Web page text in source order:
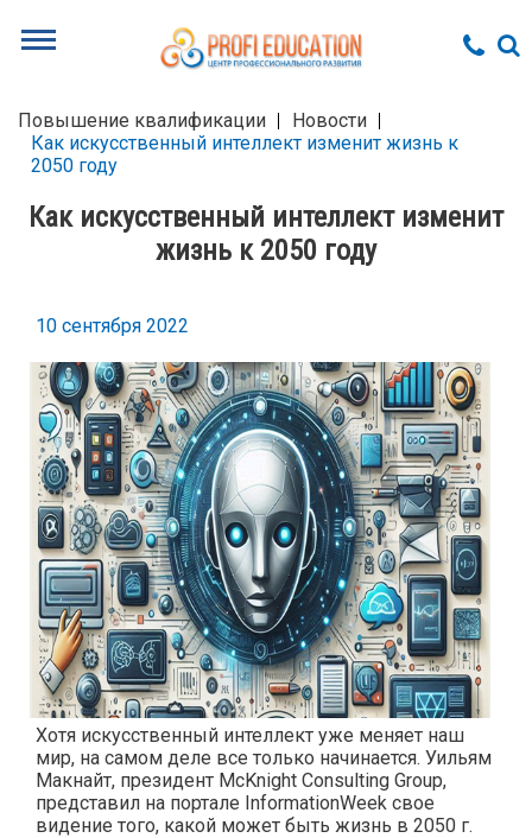
Повышение квалификации
Новости
Как искусственный интеллект изменит жизнь к
2050 году
Как искусственный интеллект изменит
жизнь к 2050 году
10 сентября 2022
Хотя искусственный интеллект уже меняет наш
мир, на самом деле все только начинается. Уильям
Макнайт, президент McKnight Consulting Group,
представил на портале InformationWeek свое
видение того, какой может быть жизнь в 2050 г.